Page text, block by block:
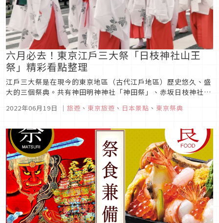
六月必去！東京江戶三大祭「日枝神社山王
祭」精彩看點整理
江戶三大祭是在現今的東京地區（古代江戶地區）歷史悠久、盛
大的三個祭典。共有神田明神神社「神田祭」、赤坂日枝神社
2022年06月19日 ｜ 旅遊 、 東京旅遊 、 日本景點 、 東京祭典